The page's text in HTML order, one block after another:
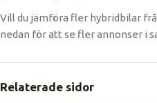
Vill du jämföra fler hybridbilar
nedan för att se fler annonser i
Relaterade sidor